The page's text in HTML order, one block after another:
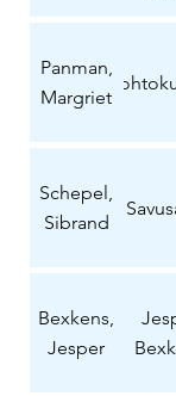
Panman,
Margriet
Schepel,
Sibrand
Bexkens,
Jesper